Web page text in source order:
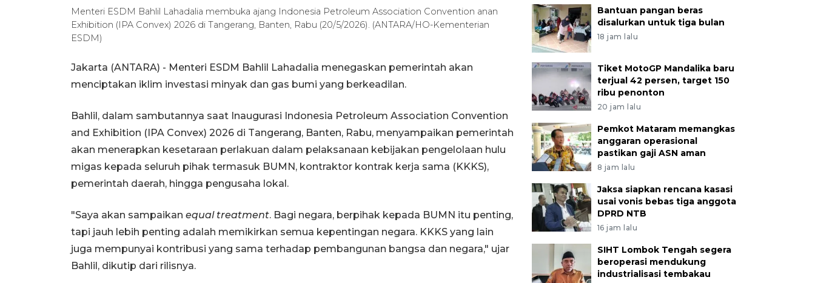
Menteri ESDM Bahlil Lahadalia membuka ajang Indonesia Petroleum Association Convention anan
Exhibition (IPA Convex) 2026 di Tangerang, Banten, Rabu (20/5/2026). (ANTARA/HO-Kementerian
ESDM)
Jakarta (ANTARA) - Menteri ESDM Bahlil Lahadalia menegaskan pemerintah akan
menciptakan iklim investasi minyak dan gas bumi yang berkeadilan.
Bahlil, dalam sambutannya saat Inaugurasi Indonesia Petroleum Association Convention
and Exhibition (IPA Convex) 2026 di Tangerang, Banten, Rabu, menyampaikan pemerintah
akan menerapkan kesetaraan perlakuan dalam pelaksanaan kebijakan pengelolaan hulu
migas kepada seluruh pihak termasuk BUMN, kontraktor kontrak kerja sama (KKKS),
pemerintah daerah, hingga pengusaha lokal.
"Saya akan sampaikan equal treatment. Bagi negara, berpihak kepada BUMN itu penting,
tapi jauh lebih penting adalah memikirkan semua kepentingan negara. KKKS yang lain
juga mempunyai kontribusi yang sama terhadap pembangunan bangsa dan negara," ujar
Bahlil, dikutip dari rilisnya.
Bantuan pangan beras
disalurkan untuk tiga bulan
18 jam lalu
Tiket MotoGP Mandalika baru
terjual 42 persen, target 150
ribu penonton
20 jam lalu
Pemkot Mataram memangkas
anggaran operasional
pastikan gaji ASN aman
8 jam lalu
Jaksa siapkan rencana kasasi
usai vonis bebas tiga anggota
DPRD NTB
16 jam lalu
SIHT Lombok Tengah segera
beroperasi mendukung
industrialisasi tembakau